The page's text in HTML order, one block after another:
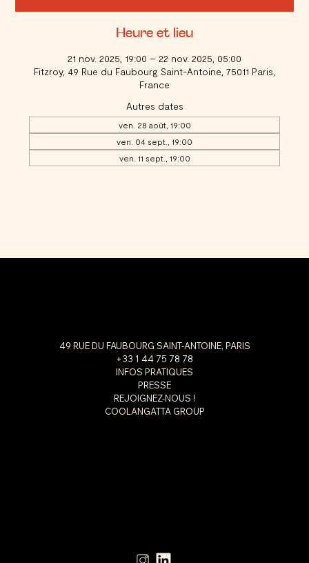
Heure et lieu
21 nov. 2025, 19:00 – 22 nov. 2025, 05:00
Fitzroy, 49 Rue du Faubourg Saint-Antoine, 75011 Paris,
France
Autres dates
ven. 28 août, 19:00
ven. 04 sept., 19:00
ven. 11 sept., 19:00
49 RUE DU FAUBOURG SAINT-ANTOINE, PARIS
+33 1 44 75 78 78
INFOS PRATIQUES
PRESSE
REJOIGNEZ-NOUS !
COOLANGATTA GROUP